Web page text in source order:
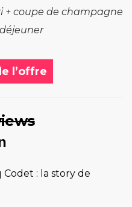
+ coupe de champagne
l’offre
Codet : la story de